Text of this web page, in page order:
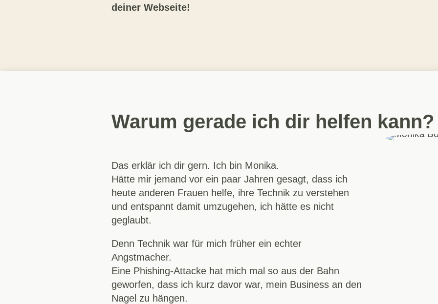
deiner Webseite!
Warum gerade ich dir helfen kann?
Das erklär ich dir gern. Ich bin Monika.
Hätte mir jemand vor ein paar Jahren gesagt, dass ich
heute anderen Frauen helfe, ihre Technik zu verstehen
und entspannt damit umzugehen, ich hätte es nicht
geglaubt.
Denn Technik war für mich früher ein echter
Angstmacher.
Eine Phishing-Attacke hat mich mal so aus der Bahn
geworfen, dass ich kurz davor war, mein Business an den
Nagel zu hängen.